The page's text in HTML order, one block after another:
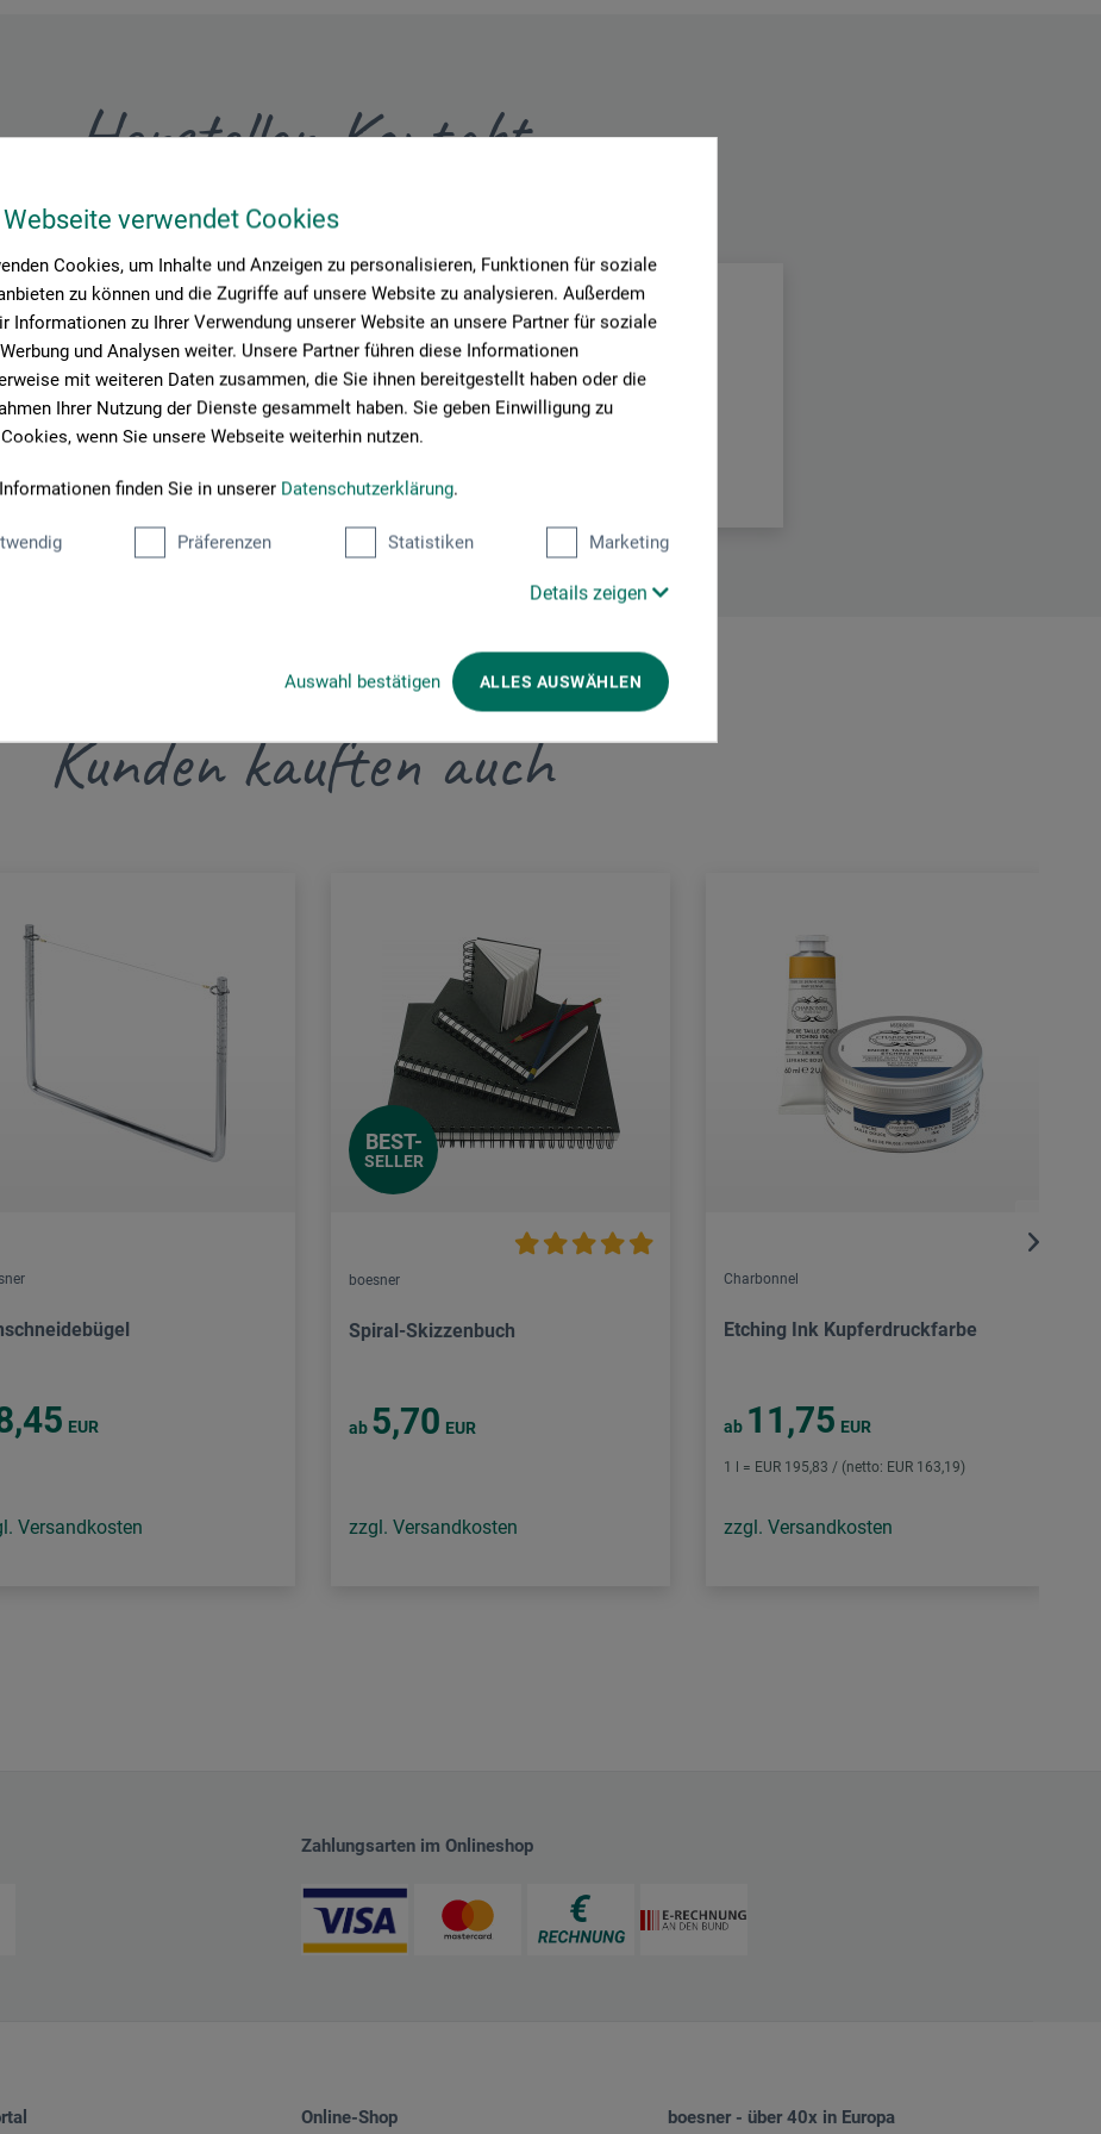
Webseite verwendet Cookies
Cookies, um Inhalte und Anzeigen zu personalisieren, Funktionen für soziale
zu können und die Zugriffe auf unsere Website zu analysieren. Außerdem
Informationen zu Ihrer Verwendung unserer Website an unsere Partner für soziale
und Analysen weiter. Unsere Partner führen diese Informationen
mit weiteren Daten zusammen, die Sie ihnen bereitgestellt haben oder die
Ihrer Nutzung der Dienste gesammelt haben. Sie geben Einwilligung zu
wenn Sie unsere Webseite weiterhin nutzen.
finden Sie in unserer Datenschutzerklärung.
Präferenzen Statistiken Marketing
Details zeigen
Auswahl bestätigen ALLES AUSWÄHLEN
Hersteller-Kontakt
Hier finden Sie die Kontaktdaten des Herstellers zu diesem Produkt.
+ logistics
Kunden kauften auch
EUR
Versandkosten
BEST-
SELLER
boesner
Spiral-Skizzenbuch
ab 5,70 EUR
zzgl. Versandkosten
Charbonnel
Etching Ink Kupferdruckfarbe
ab 11,75 EUR
1 l = EUR 195,83 / (netto: EUR 163,19)
zzgl. Versandkosten
Zahlungsarten im Onlineshop
Online-Shop boesner - über 40x in Europa